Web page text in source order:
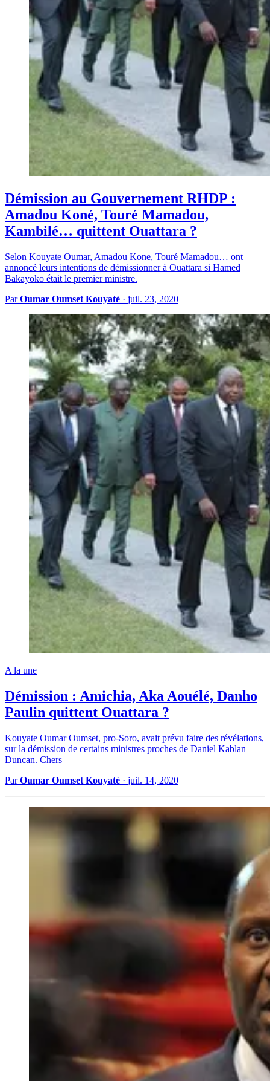
Démission au Gouvernement RHDP :
Amadou Koné, Touré Mamadou,
Kambilé… quittent Ouattara ?
Selon Kouyate Oumar, Amadou Kone, Touré Mamadou… ont
annoncé leurs intentions de démissionner à Ouattara si Hamed
Bakayoko était le premier ministre.
ParOumar Oumset Kouyaté · juil. 23, 2020
A la une
Démission : Amichia, Aka Aouélé, Danho
Paulin quittent Ouattara ?
Kouyate Oumar Oumset, pro-Soro, avait prévu faire des révélations,
sur la démission de certains ministres proches de Daniel Kablan
Duncan. Chers
ParOumar Oumset Kouyaté · juil. 14, 2020